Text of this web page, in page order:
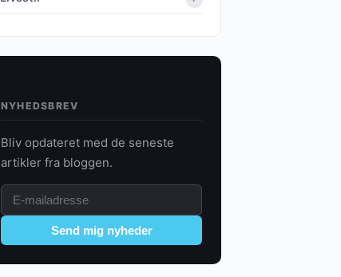
NYHEDSBREV
Bliv opdateret med de seneste
artikler fra bloggen.
Send mig nyheder